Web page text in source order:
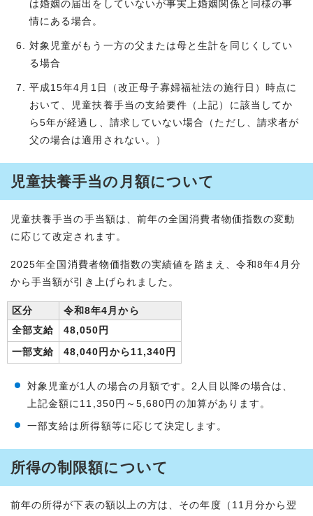
は婚姻の届出をしていないが事実上婚姻関係と同様の事
情にある場合。
対象児童がもう一方の父または母と生計を同じくしてい
る場合
平成15年4月1日（改正母子寡婦福祉法の施行日）時点に
おいて、児童扶養手当の支給要件（上記）に該当してか
ら5年が経過し、請求していない場合（ただし、請求者が
父の場合は適用されない。）
児童扶養手当の月額について
児童扶養手当の手当額は、前年の全国消費者物価指数の変動
に応じて改定されます。
2025年全国消費者物価指数の実績値を踏まえ、令和8年4月分
から手当額が引き上げられました。
区分
令和8年4月から
全部支給
48,050円
一部支給 48,040円から11,340円
対象児童が1人の場合の月額です。2人目以降の場合は、
上記金額に11,350円～5,680円の加算があります。
一部支給は所得額等に応じて決定します。
所得の制限額について
前年の所得が下表の額以上の方は、その年度（11月分から翌